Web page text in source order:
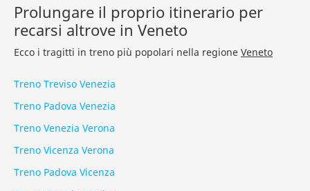
Prolungare il proprio itinerario per
recarsi altrove in Veneto
Ecco i tragitti in treno più popolari nella regione Veneto
Treno Treviso Venezia
Treno Padova Venezia
Treno Venezia Verona
Treno Vicenza Verona
Treno Padova Vicenza